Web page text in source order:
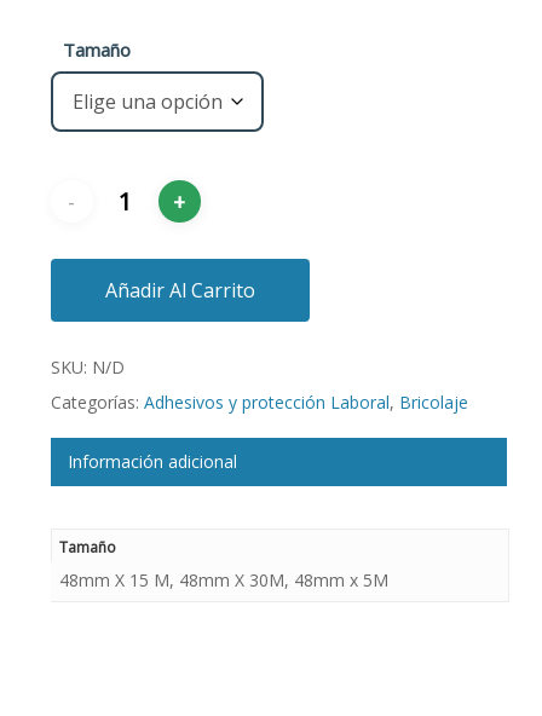
Tamaño
Añadir Al Carrito
SKU: N/D
Categorías: Adhesivos y protección Laboral, Bricolaje
Información adicional
Tamaño
48mm X 15 M, 48mm X 30M, 48mm x 5M